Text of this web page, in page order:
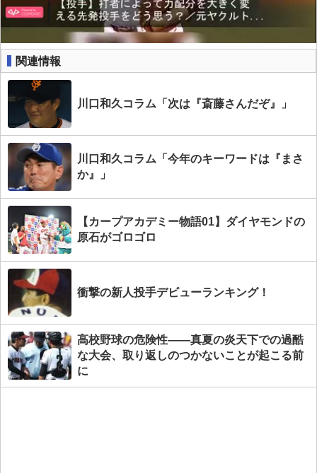
関連情報
川口和久コラム「次は『斎藤さんだぞ』」
川口和久コラム「今年のキーワードは『まさ
か』」
【カープアカデミー物語01】ダイヤモンドの
原石がゴロゴロ
衝撃の新人投手デビューランキング！
高校野球の危険性――真夏の炎天下での過酷
な大会、取り返しのつかないことが起こる前
に